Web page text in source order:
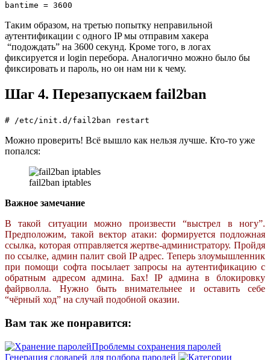
bantime = 3600
Таким образом, на третью попытку неправильной
аутентификации с одного IP мы отправим хакера
“подождать” на 3600 секунд. Кроме того, в логах
фиксируется и login перебора. Аналогично можно было бы
фиксировать и пароль, но он нам ни к чему.
Шаг 4. Перезапускаем fail2ban
# /etc/init.d/fail2ban restart
Можно проверить! Всё вышло как нельзя лучше. Кто-то уже
попался:
fail2ban iptables
Важное замечание
В такой ситуации можно произвести “выстрел в ногу”.
Предположим, такой вектор атаки: формируется подложная
ссылка, которая отправляется жертве-администратору. Пройдя
по ссылке, админ палит свой IP адрес. Теперь злоумышленник
при помощи софта посылает запросы на аутентификацию с
обратным адресом админа. Бах! IP админа в блокировку
файрволла. Нужно быть внимательнее и оставить себе
“чёрный ход” на случай подобной оказии.
Вам так же понравится:
Проблемы сохранения паролей
Генерация словарей для подбора паролей